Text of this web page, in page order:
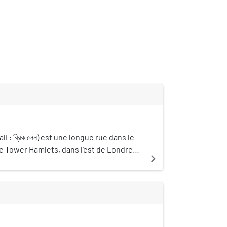
: ব্রিক লেন) est une longue rue dans le
Hamlets, dans l'est de Londres,
navigate_next